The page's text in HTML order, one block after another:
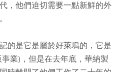
，他們迫切需要一點新鮮的外
的是它是屬於好萊塢的，它是
業)，但是在去年底，華納製